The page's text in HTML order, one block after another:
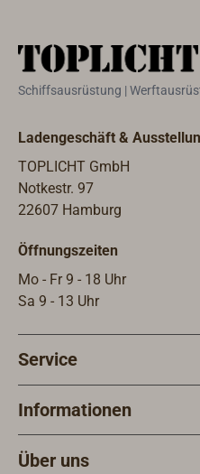
also nicht mit der
(12V/24V).MED-/
Class B
Das Zertifikat liegt
Schiffsausrüstung |
Ladengeschäft &
TOPLICHT GmbH
Notkestr. 97
22607 Hamburg
Öffnungszeiten
Mo - Fr 9 - 18 Uhr
Sa 9 - 13 Uhr
Service
Informationen
Über uns